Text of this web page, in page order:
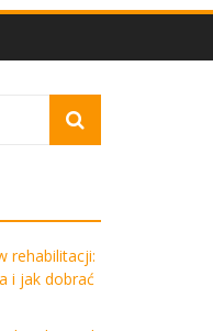
rehabilitacji:
i jak dobrać